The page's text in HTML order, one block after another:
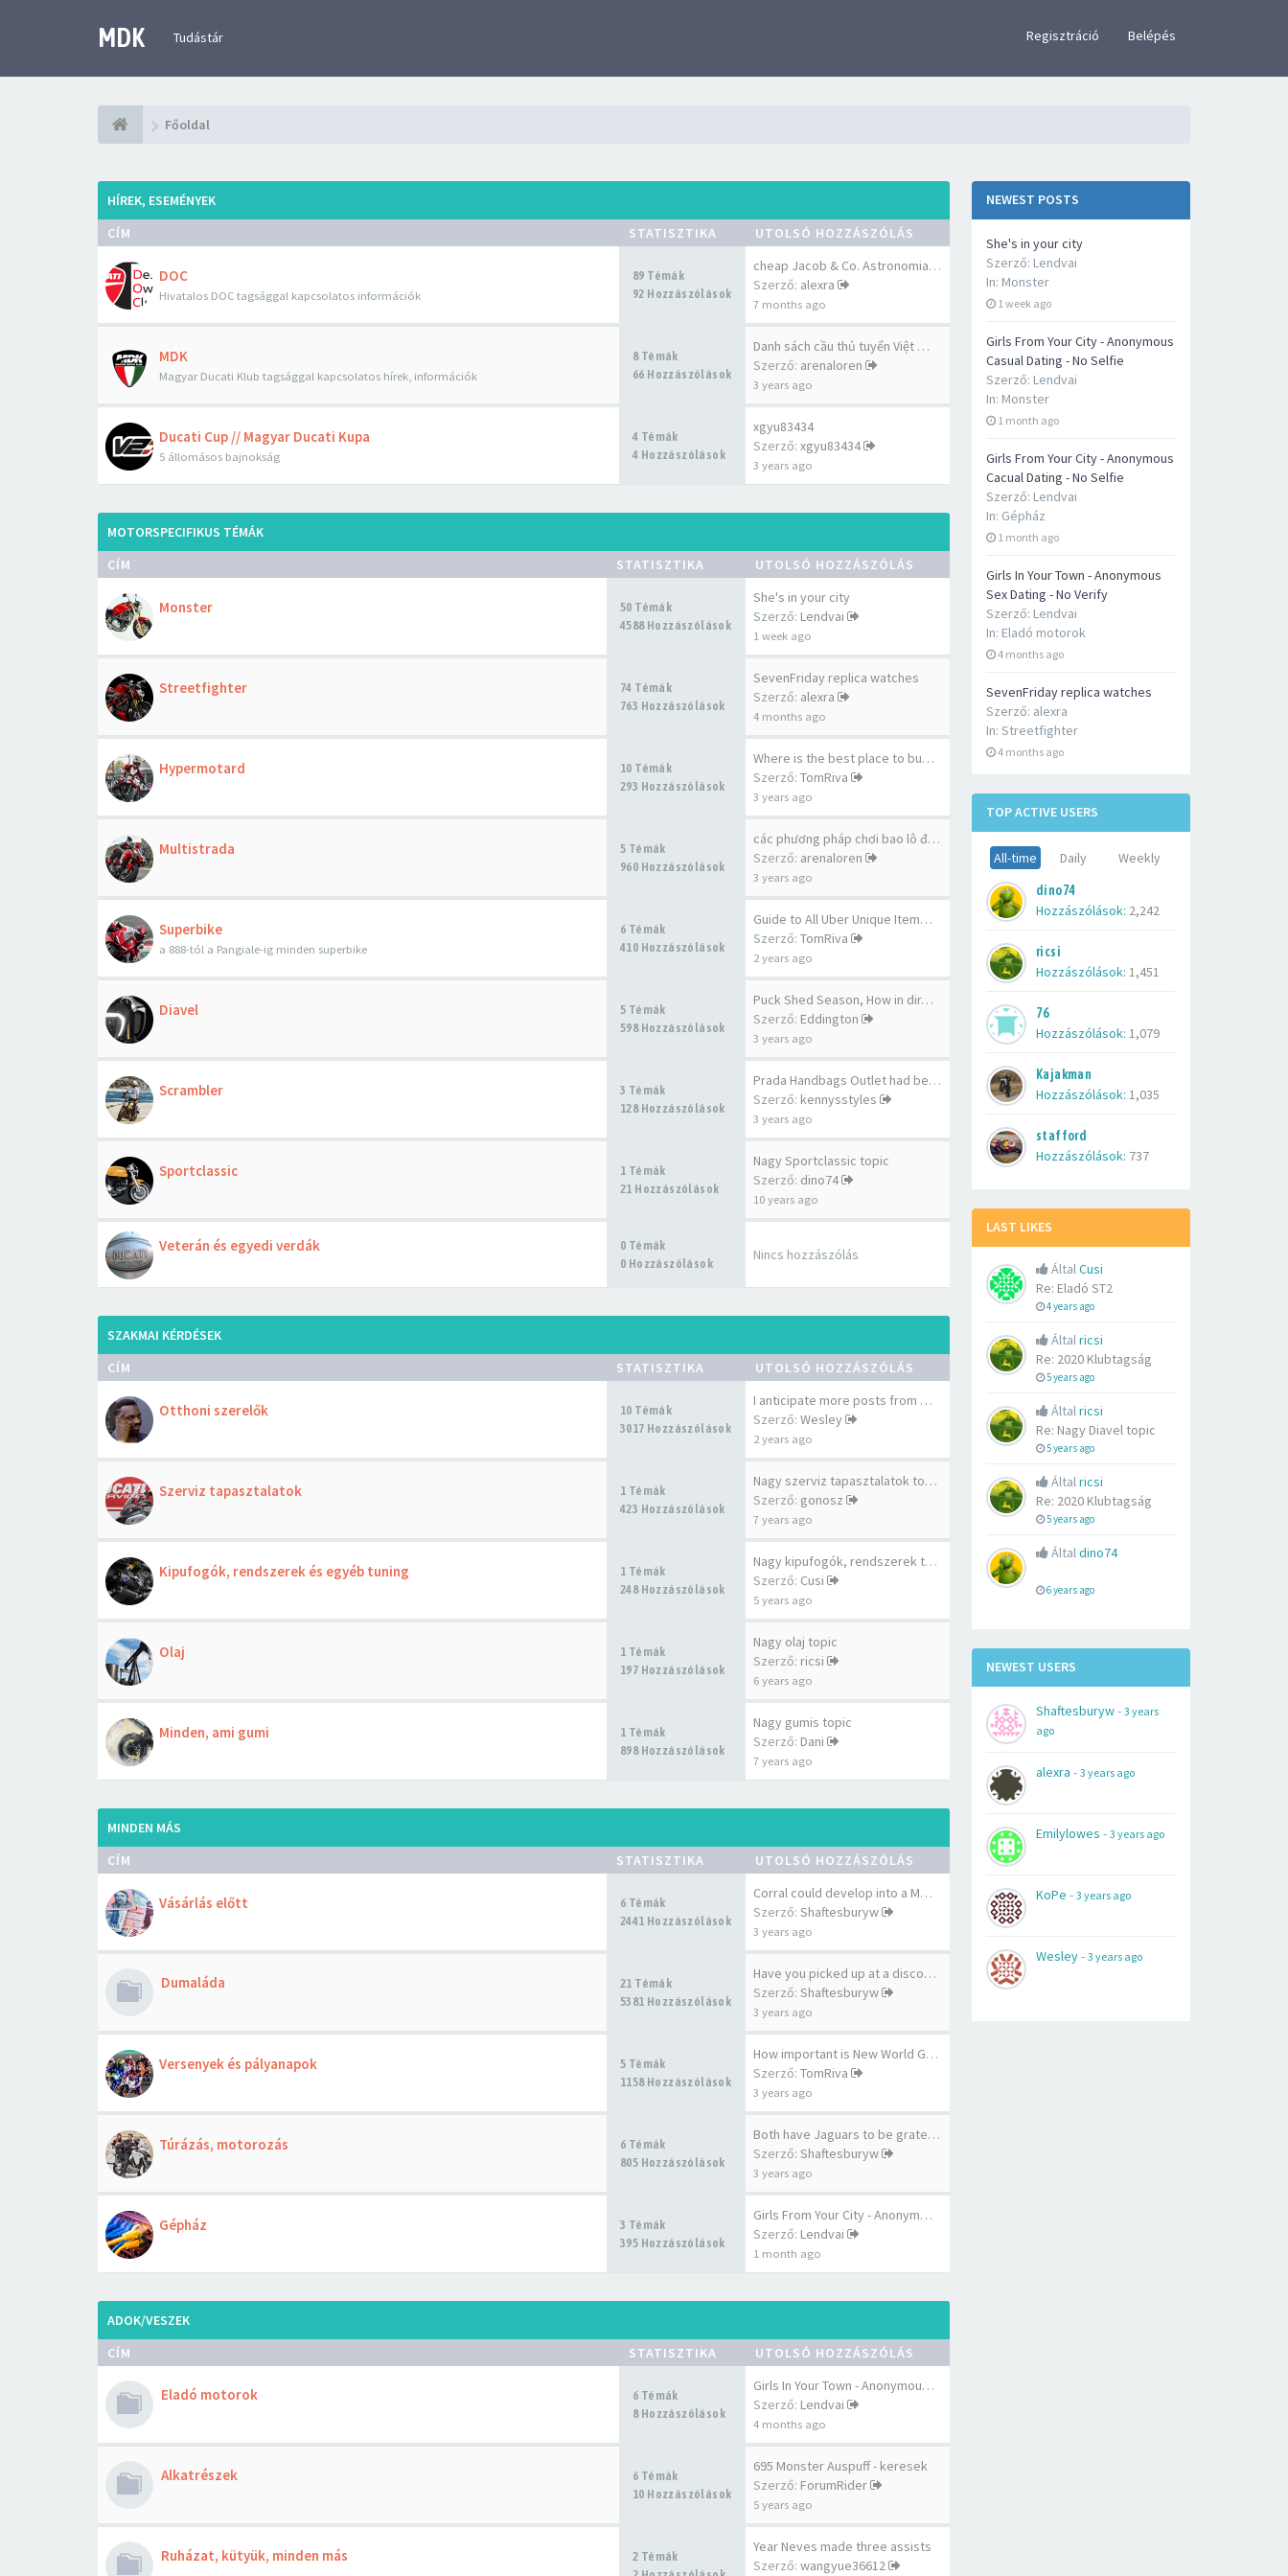
MDK Tudástár Regisztráció Belépés
Főoldal
NEWEST POSTS
She's in your city
Szerző: Lendvai
In: Monster
1 week ago
Girls From Your City - Anonymous
Casual Dating - No Selfie
Szerző: Lendvai
In: Monster
1 month ago
Girls From Your City - Anonymous
Cacual Dating - No Selfie
Szerző: Lendvai
In: Gépház
1 month ago
Girls In Your Town - Anonymous
Sex Dating - No Verify
Szerző: Lendvai
In: Eladó motorok
4 months ago
SevenFriday replica watches
Szerző: alexra
In: Streetfighter
4 months ago
TOP ACTIVE USERS
All-time Daily Weekly
dino74
Hozzászólások: 2,242
ricsi
Hozzászólások: 1,451
76
Hozzászólások: 1,079
Kajakman
Hozzászólások: 1,035
stafford
Hozzászólások: 737
LAST LIKES
ÁltalCusi
Re: Eladó ST2
4 years ago
Általricsi
Re: 2020 Klubtagság
5 years ago
Általricsi
Re: Nagy Diavel topic
5 years ago
Általricsi
Re: 2020 Klubtagság
5 years ago
Általdino74
6 years ago
NEWEST USERS
Shaftesburyw- 3 years
ago
alexra - 3 years ago
Emilylowes - 3 years ago
KoPe - 3 years ago
Wesley- 3 years ago
HÍREK, ESEMÉNYEK
CÍM
STATISZTIKA UTOLSÓ HOZZÁSZÓLÁS
DOC
Hivatalos DOC tagsággal kapcsolatos információk
89 Témák
92 Hozzászólások
cheap Jacob & Co. Astronomia …
Szerző: alexra
7 months ago
MDK
Magyar Ducati Klub tagsággal kapcsolatos hírek, információk
8 Témák
66 Hozzászólások
Danh sách cầu thủ tuyển Việt …
Szerző: arenaloren
3 years ago
Ducati Cup // Magyar Ducati Kupa
5 állomásos bajnokság
4 Témák
4 Hozzászólások
xgyu83434
Szerző: xgyu83434
3 years ago
MOTORSPECIFIKUS TÉMÁK
CÍM
STATISZTIKA UTOLSÓ HOZZÁSZÓLÁS
Monster
50 Témák
4588 Hozzászólások
She's in your city
Szerző: Lendvai
1 week ago
Streetfighter
74 Témák
763 Hozzászólások
SevenFriday replica watches
Szerző: alexra
4 months ago
Hypermotard
10 Témák
293 Hozzászólások
Where is the best place to bu…
Szerző: TomRiva
3 years ago
Multistrada
5 Témák
960 Hozzászólások
các phương pháp chơi bao lô đ…
Szerző: arenaloren
3 years ago
Superbike
a 888-tól a Pangiale-ig minden superbike
6 Témák
410 Hozzászólások
Guide to All Uber Unique Item…
Szerző: TomRiva
2 years ago
Diavel
5 Témák
598 Hozzászólások
Puck Shed Season, How in dir…
Szerző: Eddington
3 years ago
Scrambler
3 Témák
128 Hozzászólások
Prada Handbags Outlet had bee…
Szerző: kennysstyles
3 years ago
Sportclassic
1 Témák
21 Hozzászólások
Nagy Sportclassic topic
Szerző: dino74
10 years ago
Veterán és egyedi verdák
0 Témák
0 Hozzászólások
Nincs hozzászólás
SZAKMAI KÉRDÉSEK
CÍM
STATISZTIKA UTOLSÓ HOZZÁSZÓLÁS
Otthoni szerelők
10 Témák
3017 Hozzászólások
I anticipate more posts from …
Szerző: Wesley
2 years ago
Szerviz tapasztalatok
1 Témák
423 Hozzászólások
Nagy szerviz tapasztalatok to…
Szerző: gonosz
7 years ago
Kipufogók, rendszerek és egyéb tuning
1 Témák
248 Hozzászólások
Nagy kipufogók, rendszerek to…
Szerző: Cusi
5 years ago
Olaj
1 Témák
197 Hozzászólások
Nagy olaj topic
Szerző: ricsi
6 years ago
Minden, ami gumi
1 Témák
898 Hozzászólások
Nagy gumis topic
Szerző: Dani
7 years ago
MINDEN MÁS
CÍM
STATISZTIKA UTOLSÓ HOZZÁSZÓLÁS
Vásárlás előtt
6 Témák
2441 Hozzászólások
Corral could develop into a M…
Szerző: Shaftesburyw
3 years ago
Dumaláda
21 Témák
5381 Hozzászólások
Have you picked up at a disco…
Szerző: Shaftesburyw
3 years ago
Versenyek és pályanapok
5 Témák
1158 Hozzászólások
How important is New World Go…
Szerző: TomRiva
3 years ago
Túrázás, motorozás
6 Témák
805 Hozzászólások
Both have Jaguars to be grate…
Szerző: Shaftesburyw
3 years ago
Gépház
3 Témák
395 Hozzászólások
Girls From Your City - Anonym…
Szerző: Lendvai
1 month ago
ADOK/VESZEK
CÍM
STATISZTIKA UTOLSÓ HOZZÁSZÓLÁS
Eladó motorok
6 Témák
8 Hozzászólások
Girls In Your Town - Anonymou…
Szerző: Lendvai
4 months ago
Alkatrészek
6 Témák
10 Hozzászólások
695 Monster Auspuff - keresek
Szerző: ForumRider
5 years ago
Ruházat, kütyük, minden más
2 Témák
Year Neves made three assists
Szerző: wangyue36612